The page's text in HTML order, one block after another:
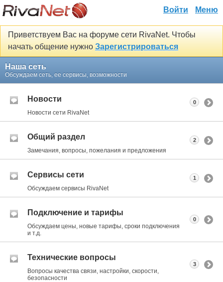
Войти Меню
Приветствуем Вас на форуме сети RivaNet. Чтобы
начать общение нужно Зарегистрироваться
Наша сеть
Обсуждаем сеть, ее сервисы, возможности
Новости
Новости сети RivaNet
0
Общий раздел
Замечания, вопросы, пожелания и предложения
2
Сервисы сети
Обсуждаем сервисы RivaNet
1
Подключение и тарифы
Обсуждаем цены, новые тарифы, сроки подключения
и т.д.
0
Технические вопросы
Вопросы качества связи, настройки, скорости,
безопасности
3